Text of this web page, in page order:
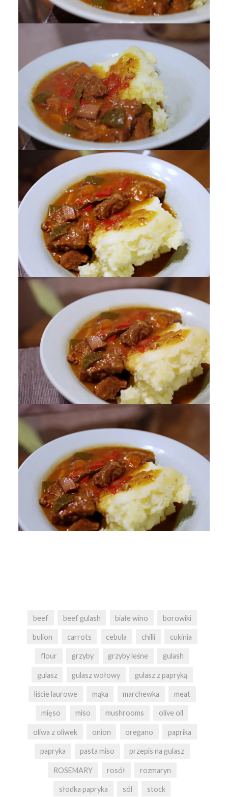
beef beef gulash białe wino borowiki
bulion carrots cebula chilli cukinia
flour grzyby grzyby leśne gulash
gulasz gulasz wołowy gulasz z papryką
liście laurowe mąka marchewka meat
mięso miso mushrooms olive oil
oliwa z oliwek onion oregano paprika
papryka pasta miso przepis na gulasz
ROSEMARY rosół rozmaryn
słodka papryka sól stock